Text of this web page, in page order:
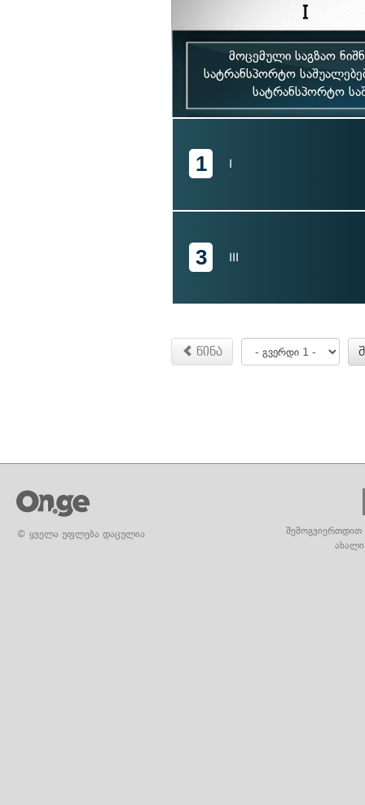
მოცემული საგზაო
სატრანსპორტო
სატრანსპორტო
1 I
3 III
წინა
© ყველა უფლება დაცულია
შემოგვიერთდით
ახალი